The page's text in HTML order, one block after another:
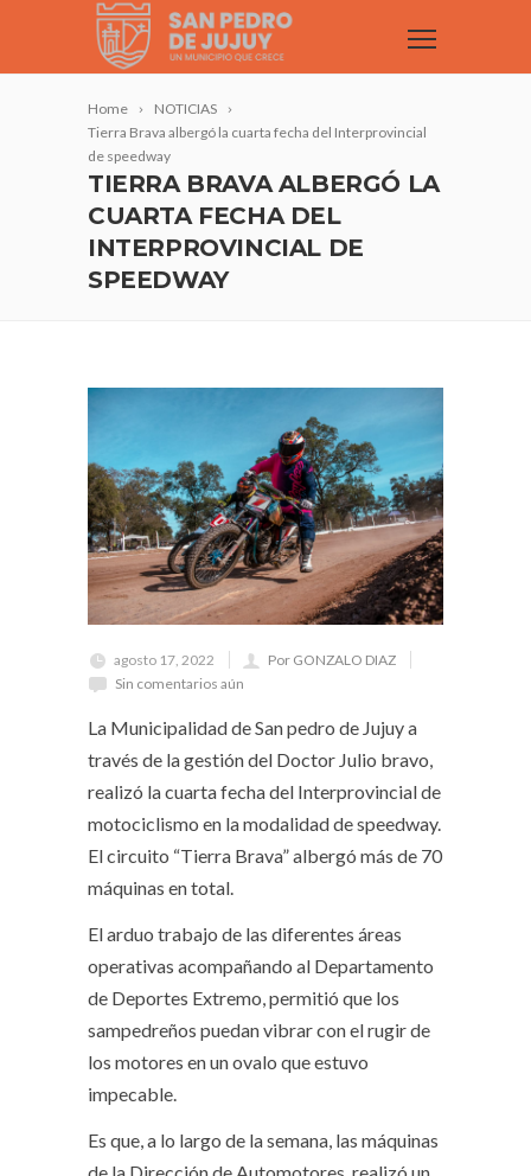
Home
NOTICIAS
Tierra Brava albergó la cuarta fecha del Interprovincial
de speedway
TIERRA BRAVA ALBERGÓ LA
CUARTA FECHA DEL
INTERPROVINCIAL DE
SPEEDWAY
agosto 17, 2022
Por GONZALO DIAZ
Sin comentarios aún
La Municipalidad de San pedro de Jujuy a
través de la gestión del Doctor Julio bravo,
realizó la cuarta fecha del Interprovincial de
motociclismo en la modalidad de speedway.
El circuito “Tierra Brava” albergó más de 70
máquinas en total.
El arduo trabajo de las diferentes áreas
operativas acompañando al Departamento
de Deportes Extremo, permitió que los
sampedreños puedan vibrar con el rugir de
los motores en un ovalo que estuvo
impecable.
Es que, a lo largo de la semana, las máquinas